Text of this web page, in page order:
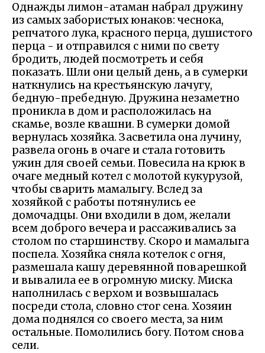
Однажды лимон-атаман набрал дружину
из самых забористых юнаков: чеснока,
репчатого лука, красного перца, душистого
перца - и отправился с ними по свету
бродить, людей посмотреть и себя
показать. Шли они целый день, а в сумерки
наткнулись на крестьянскую лачугу,
бедную-пребедную. Дружина незаметно
проникла в дом и расположилась на
скамье, возле квашни. В сумерки домой
вернулась хозяйка. Засветила она лучину,
развела огонь в очаге и стала готовить
ужин для своей семьи. Повесила на крюк в
очаге медный котел с молотой кукурузой,
чтобы сварить мамалыгу. Вслед за
хозяйкой с работы потянулись ее
домочадцы. Они входили в дом, желали
всем доброго вечера и рассаживались за
столом по старшинству. Скоро и мамалыга
поспела. Хозяйка сняла котелок с огня,
размешала кашу деревянной поварешкой
и вывалила ее в огромную миску. Миска
наполнилась с верхом и возвышалась
посреди стола, словно стог сена. Хозяин
дома поднялся со своего места, за ним
остальные. Помолились богу. Потом снова
сели.